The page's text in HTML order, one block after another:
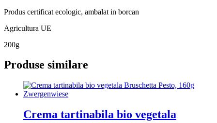
Produs certificat ecologic, ambalat in borcan
Agricultura UE
200g
Produse similare
Crema tartinabila bio vegetala